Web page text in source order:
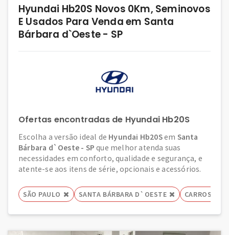
Hyundai Hb20S Novos 0Km, Seminovos
E Usados Para Venda em Santa
Bárbara d`Oeste - SP
Ofertas encontradas de Hyundai Hb20S
Escolha a versão ideal de Hyundai Hb20Sem Santa
Bárbara d`Oeste - SP que melhor atenda suas
necessidades em conforto, qualidade e segurança, e
atente-se aos itens de série, opcionais e acessórios.
SÃO PAULO SANTA BÁRBARA D`OESTE CARROS